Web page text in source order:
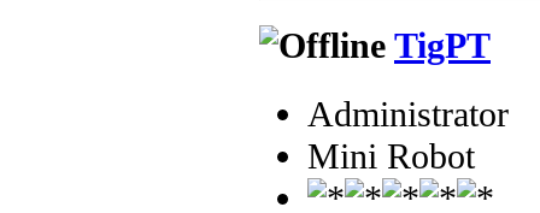
TigPT
Administrator
Mini Robot